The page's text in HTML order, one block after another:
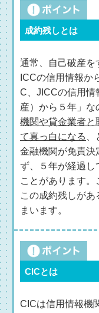
成約残しとは
通常、自己破産を
ICCの信用情報か
C、JICCの信用情
産）から５年」な
機関や貸金業者と
て真っ白になる
金融機関が免責決
ず、５年が経過し
ことがあります。
この成約残しが
まいます。
CICとは
CICは信用情報機